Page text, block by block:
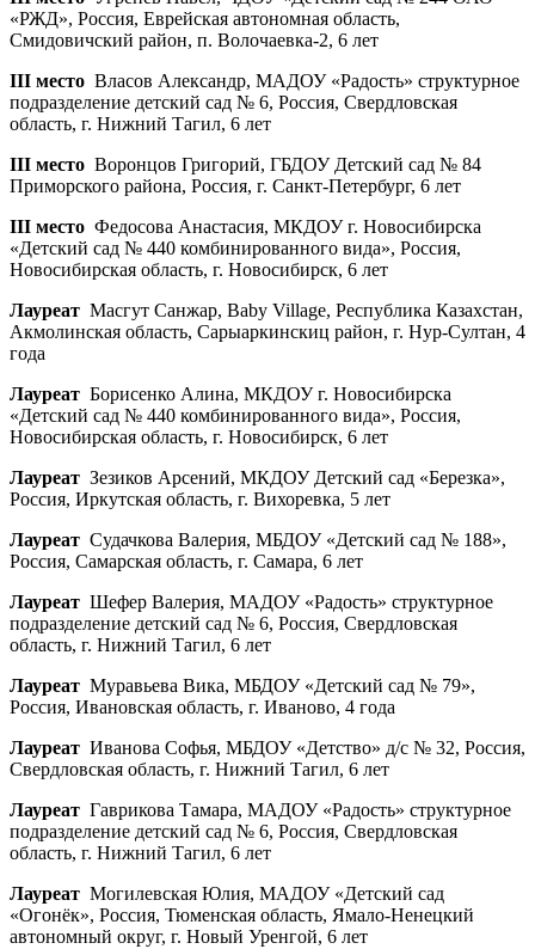
«РЖД», Россия, Еврейская автономная область,
Смидовичский район, п. Волочаевка-2, 6 лет
III место Власов Александр, МАДОУ «Радость» структурное
подразделение детский сад № 6, Россия, Свердловская
область, г. Нижний Тагил, 6 лет
III место Воронцов Григорий, ГБДОУ Детский сад № 84
Приморского района, Россия, г. Санкт-Петербург, 6 лет
III место Федосова Анастасия, МКДОУ г. Новосибирска
«Детский сад № 440 комбинированного вида», Россия,
Новосибирская область, г. Новосибирск, 6 лет
Лауреат Масгут Санжар, Baby Village, Республика Казахстан,
Акмолинская область, Сарыаркинскиц район, г. Нур-Султан, 4
года
Лауреат Борисенко Алина, МКДОУ г. Новосибирска
«Детский сад № 440 комбинированного вида», Россия,
Новосибирская область, г. Новосибирск, 6 лет
Лауреат Зезиков Арсений, МКДОУ Детский сад «Березка»,
Россия, Иркутская область, г. Вихоревка, 5 лет
Лауреат Судачкова Валерия, МБДОУ «Детский сад № 188»,
Россия, Самарская область, г. Самара, 6 лет
Лауреат Шефер Валерия, МАДОУ «Радость» структурное
подразделение детский сад № 6, Россия, Свердловская
область, г. Нижний Тагил, 6 лет
Лауреат Муравьева Вика, МБДОУ «Детский сад № 79»,
Россия, Ивановская область, г. Иваново, 4 года
Лауреат Иванова Софья, МБДОУ «Детство» д/с № 32, Россия,
Свердловская область, г. Нижний Тагил, 6 лет
Лауреат Гаврикова Тамара, МАДОУ «Радость» структурное
подразделение детский сад № 6, Россия, Свердловская
область, г. Нижний Тагил, 6 лет
Лауреат Могилевская Юлия, МАДОУ «Детский сад
«Огонёк», Россия, Тюменская область, Ямало-Ненецкий
автономный округ, г. Новый Уренгой, 6 лет